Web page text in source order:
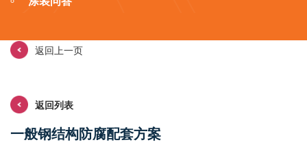
º
返回上一页
返回列表
一般钢结构防腐配套方案